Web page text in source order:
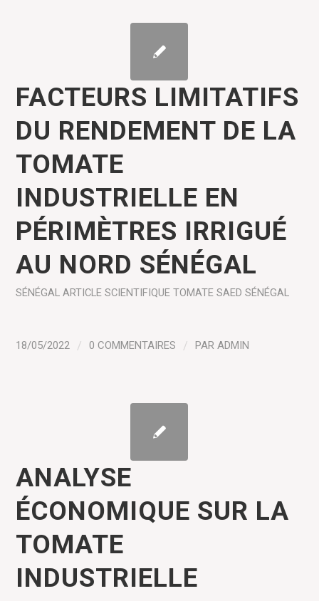
FACTEURS LIMITATIFS
DU RENDEMENT DE LA
TOMATE
INDUSTRIELLE EN
PÉRIMÈTRES IRRIGUÉ
AU NORD SÉNÉGAL
SÉNÉGAL ARTICLE SCIENTIFIQUE TOMATE SAED SÉNÉGAL
18/05/2022 / 0 COMMENTAIRES / PARADMIN
ANALYSE
ÉCONOMIQUE SUR LA
TOMATE
INDUSTRIELLE